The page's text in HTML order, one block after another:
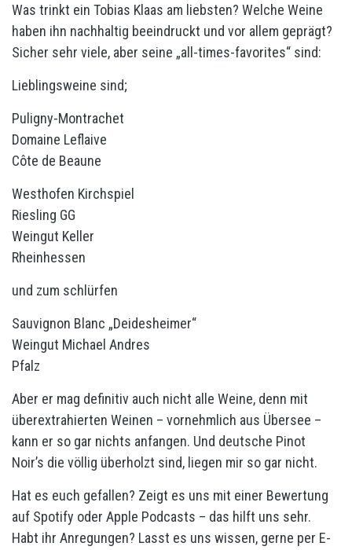
Was trinkt ein Tobias Klaas am liebsten? Welche Weine
haben ihn nachhaltig beeindruckt und vor allem geprägt?
Sicher sehr viele, aber seine „all-times-favorites“ sind:
Lieblingsweine sind;
Puligny-Montrachet
Domaine Leflaive
Côte de Beaune
Westhofen Kirchspiel
Riesling GG
Weingut Keller
Rheinhessen
und zum schlürfen
Sauvignon Blanc „Deidesheimer“
Weingut Michael Andres
Pfalz
Aber er mag definitiv auch nicht alle Weine, denn mit
überextrahierten Weinen – vornehmlich aus Übersee –
kann er so gar nichts anfangen. Und deutsche Pinot
Noir’s die völlig überholzt sind, liegen mir so gar nicht.
Hat es euch gefallen? Zeigt es uns mit einer Bewertung
auf Spotify oder Apple Podcasts – das hilft uns sehr.
Habt ihr Anregungen? Lasst es uns wissen, gerne per E-